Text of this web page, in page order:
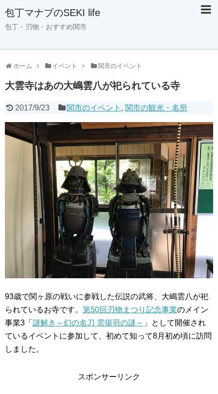
包丁マナブのSEKI life
包丁・刃物・おすすめ関市
ホーム イベント 関市のイベント
大雲寺はあの大嶋雲八が祀られている寺
2017/9/23 関市のイベント , 関市の観光・名所
93歳で関ヶ原の戦いに参戦した伝説の武将、大嶋雲八が祀
られているお寺です。 第50回刃物まつり記念事業のメイン
事業3「 謎解き～幻の名刀 雲揚羽の謎～ 」として開催され
ているイベントに参加して、初めて知って8月初め頃に訪問
しました。
スポンサーリンク